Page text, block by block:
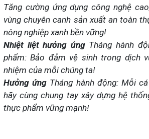
Tăng cường ứng dụng công nghệ
vùng chuyên canh sản xuất an toàn
nông nghiệp xanh bền vững!
Nhiệt liệt hưởng ứng Tháng hành
phẩm: Bảo đảm vệ sinh trong dịch
nhiệm của mỗi chúng ta!
Hưởng ứng Tháng hành động: Mỗi
hãy cùng chung tay xây dựng hệ
thực phẩm vững mạnh!